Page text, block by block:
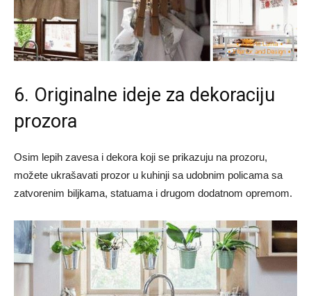
6. Originalne ideje za dekoraciju
prozora
Osim lepih zavesa i dekora koji se prikazuju na prozoru,
možete ukrašavati prozor u kuhinji sa udobnim policama sa
zatvorenim biljkama, statuama i drugom dodatnom opremom.